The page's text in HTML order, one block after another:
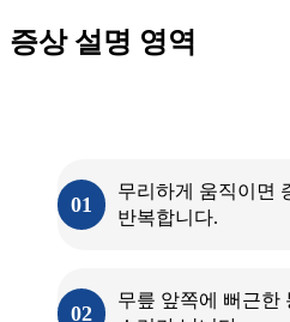
증상 설명 영역
01
무리하게 움직이면
반복합니다.
02
무릎 앞쪽에 뻐근한